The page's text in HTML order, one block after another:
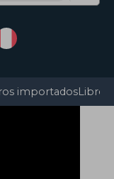
importadosLibros